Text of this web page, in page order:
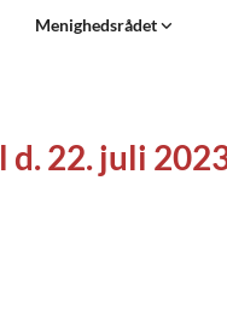
Menighedsrådet
22. juli